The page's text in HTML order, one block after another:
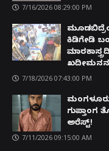
7/16/2026 08:29:00 PM
ಕಿಡಿಗೇಡಿ
7/18/2026 07:43:00 PM
ಗುಪ್ತಾಂಗ
ಅರೆಸ್ಟ್!
7/11/2026 09:15:00 AM